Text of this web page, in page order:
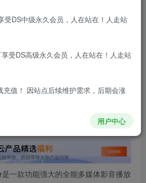
拟产品，由于网络资源具有极快的可复制性，
、不妥之处，请第一时间联系我们删
收集，仅供学习和交流，请勿用于商业
处，请第一时间联系我们删除！
是一款功能强大的全能多媒体影音播放
受DS中级永久会员，人在站在！人走站
受DS高级永久会员，人在站在！人走站
充值！ 因站点后续维护需求，后期会涨
用户中心